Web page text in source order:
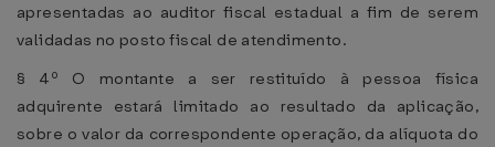
apresentadas ao auditor fiscal estadual a fim de serem
validadas no posto fiscal de atendimento.
§ 4º O montante a ser restituído à pessoa física
adquirente estará limitado ao resultado da aplicação,
sobre o valor da correspondente operação, da alíquota do